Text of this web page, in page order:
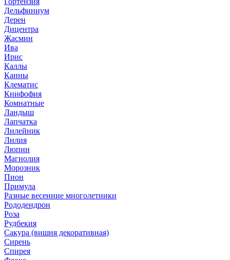
Дельфиниум
Дерен
Дицентра
Жасмин
Ива
Ирис
Каллы
Канны
Клематис
Книфофия
Комнатные
Ландыш
Лапчатка
Лилейник
Лилия
Люпин
Магнолия
Морозник
Пион
Примула
Разные весенние многолетники
Рододендрон
Роза
Рудбекия
Сакура (вишня декоративная)
Сирень
Спирея